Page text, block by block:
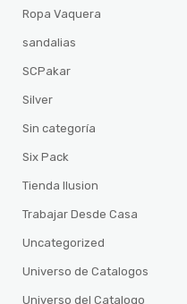
Ropa Vaquera
sandalias
SCPakar
Silver
Sin categoría
Six Pack
Tienda Ilusion
Trabajar Desde Casa
Uncategorized
Universo de Catalogos
Universo del Catalogo